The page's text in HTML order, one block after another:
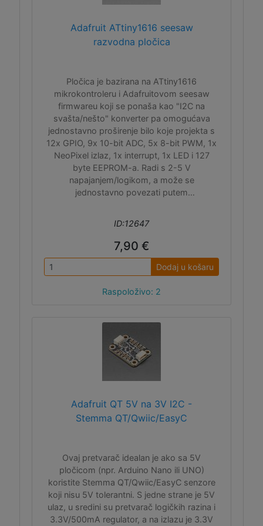
Adafruit ATtiny1616 seesaw
razvodna pločica
Pločica je bazirana na ATtiny1616
mikrokontroleru i Adafruitovom seesaw
firmwareu koji se ponaša kao "I2C na
svašta/nešto" konverter pa omogućava
jednostavno proširenje bilo koje projekta s
12x GPIO, 9x 10-bit ADC, 5x 8-bit PWM, 1x
NeoPixel izlaz, 1x interrupt, 1x LED i 127
byte EEPROM-a. Radi s 2-5 V
napajanjem/logikom, a može se
jednostavno povezati putem
ID:12647
7,90 €
Dodaj u košaru
Raspoloživo: 2
Adafruit QT 5V na 3V I2C -
Stemma QT/Qwiic/EasyC
Ovaj pretvarač idealan je ako sa 5V
pločicom (npr. Arduino Nano ili UNO)
koristite Stemma QT/Qwiic/EasyC senzore
koji nisu 5V tolerantni. S jedne strane je 5V
ulaz, u sredini su pretvarač logičkih razina i
3.3V/500mA regulator, a na izlazu je 3.3V